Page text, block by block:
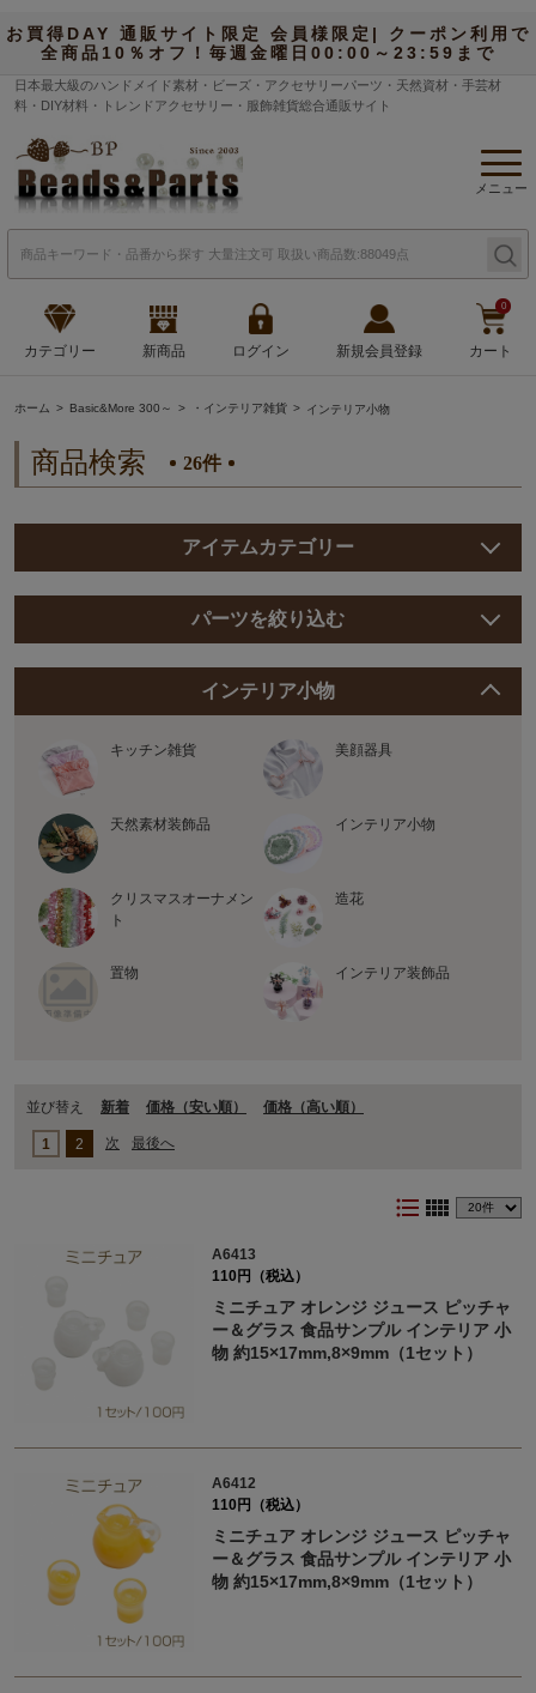
お買得DAY 通販サイト限定 会員様限定| クーポン利用で
全商品10％オフ！毎週金曜日00:00～23:59まで
日本最大級のハンドメイド素材・ビーズ・アクセサリーパーツ・天然資材・手芸材
料・DIY材料・トレンドアクセサリー・服飾雑貨総合通販サイト
メニュー
カテゴリー 新商品 ログイン 新規会員登録
0
カート
ホーム Basic&More 300～ ・インテリア雑貨 インテリア小物
商品検索 26件
アイテムカテゴリー
パーツを絞り込む
インテリア小物
キッチン雑貨 美顔器具
天然素材装飾品 インテリア小物
クリスマスオーナメン
ト
造花
置物 インテリア装飾品
並び替え 新着 価格（安い順） 価格（⾼い順）
1 2 次 最後へ
format_list_bulleted view_comfy
A6413
110円（税込）
ミニチュア オレンジ ジュース ピッチャ
ー＆グラス 食品サンプル インテリア 小
物 約15×17mm,8×9mm（1セット）
A6412
110円（税込）
ミニチュア オレンジ ジュース ピッチャ
ー＆グラス 食品サンプル インテリア 小
物 約15×17mm,8×9mm（1セット）